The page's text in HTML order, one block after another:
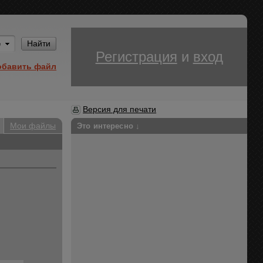
Найти
файл
Регистрация и вход
Версия для печати
Мои файлы
Это интересно ↓